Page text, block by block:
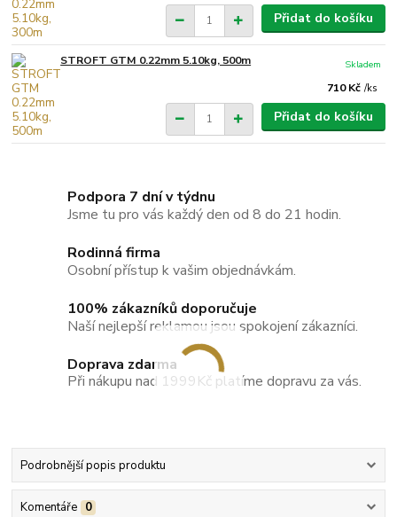
Přidat do košíku
STROFT GTM 0.22mm 5.10kg, 500m
710 Kč /ks
Skladem
Přidat do košíku
Podpora 7 dní v týdnu
Jsme tu pro vás každý den od 8 do 21 hodin.
Rodinná firma
Osobní přístup k vašim objednávkám.
100% zákazníků doporučuje
Naší nejlepší reklamou jsou spokojení zákazníci.
Doprava zdarma
Při nákupu nad 1999Kč platíme dopravu za vás.
Podrobnější popis produktu
Komentáře 0